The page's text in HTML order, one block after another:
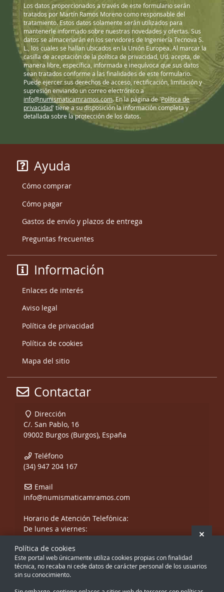
Los datos proporcionados a través de este formulario serán
tratados por Martín Ramos Moreno como responsable del
tratamiento. Estos datos solamente serán utilizados para
mantenerle informado sobre nuestras novedades y ofertas. Sus
datos se almacenarán en los servidores de Ingeniería Tecnova S.
L., los cuales se hallan ubicados en la Unión Europea. Al marcar la
casilla de aceptación de la política de privacidad, Ud. acepta, de
manera libre, específica, informada e inequívoca que sus datos
sean tratados conforme a las finalidades de este formulario.
Puede ejercer sus derechos de acceso, rectificación, limitación y
supresión enviando un correo electrónico a
info@numismaticamramos.com. En la página de 'Política de
privacidad' tiene a su disposición la información completa y
detallada sobre la protección de los datos.
Ayuda
Cómo comprar
Cómo pagar
Gastos de envío y plazos de entrega
Preguntas frecuentes
Información
Enlaces de interés
Aviso legal
Política de privacidad
Política de cookies
Mapa del sitio
Contactar
Dirección
C/. San Pablo, 16
09002 Burgos (Burgos), España
Teléfono
(34) 947 204 167
Email
info@numismaticamramos.com
Horario de Atención Telefónica:
De lunes a viernes:
y de 17:00 a 20:00 h.
Sábados, sólo mañanas.
Política de cookies
Este portal web únicamente utiliza cookies propias con finalidad
técnica, no recaba ni cede datos de carácter personal de los usuarios
sin su conocimiento.